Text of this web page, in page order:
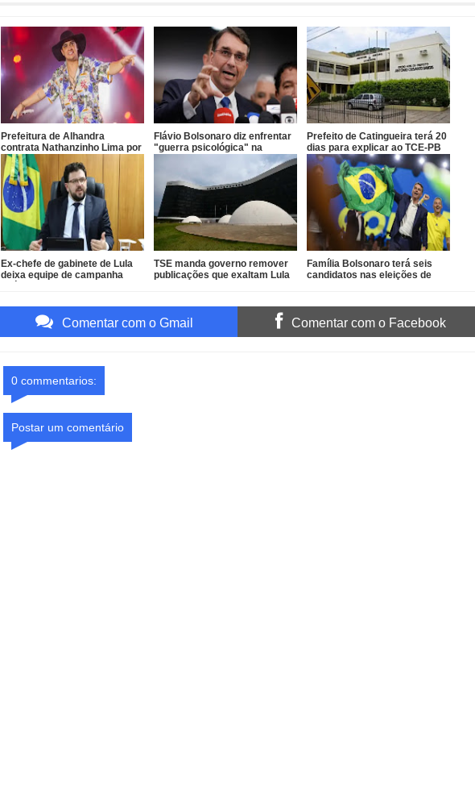
Prefeitura de Alhandra
contrata Nathanzinho Lima por
R$ 750 mil para show da festa
da padroeira
Flávio Bolsonaro diz enfrentar
"guerra psicológica" na
Prefeito de Catingueira terá 20
dias para explicar ao TCE-PB
terceirização irregular de R$
546 mil
Ex-chefe de gabinete de Lula
deixa equipe de campanha
TSE manda governo remover
publicações que exaltam Lula
Família Bolsonaro terá seis
candidatos nas eleições de
Comentar com o Gmail Comentar com o Facebook
0 commentarios:
Postar um comentário